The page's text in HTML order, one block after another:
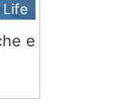
Life
e